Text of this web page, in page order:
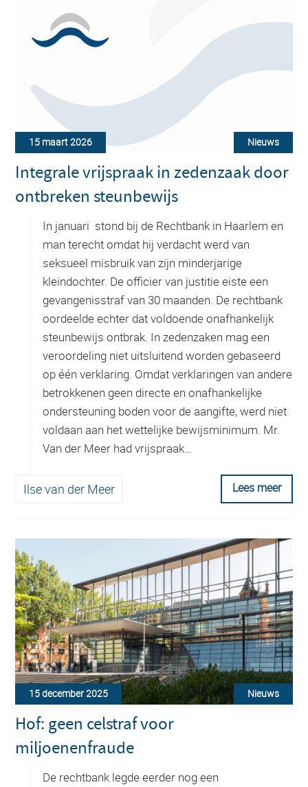
15 maart 2026 Nieuws
Integrale vrijspraak in zedenzaak door
ontbreken steunbewijs
In januari stond bij de Rechtbank in Haarlem en
man terecht omdat hij verdacht werd van
seksueel misbruik van zijn minderjarige
kleindochter. De officier van justitie eiste een
gevangenisstraf van 30 maanden. De rechtbank
oordeelde echter dat voldoende onafhankelijk
steunbewijs ontbrak. In zedenzaken mag een
veroordeling niet uitsluitend worden gebaseerd
op één verklaring. Omdat verklaringen van andere
betrokkenen geen directe en onafhankelijke
ondersteuning boden voor de aangifte, werd niet
voldaan aan het wettelijke bewijsminimum. Mr.
Van der Meer had vrijspraak…
Ilse van der Meer Lees meer
15 december 2025 Nieuws
Hof: geen celstraf voor
miljoenenfraude
De rechtbank legde eerder nog een